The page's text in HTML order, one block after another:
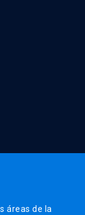
áreas de la